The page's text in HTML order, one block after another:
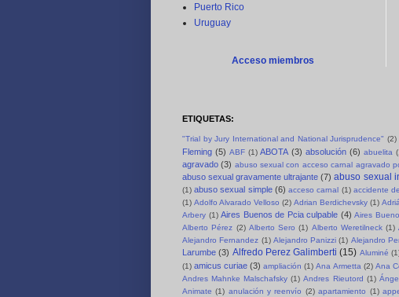
Puerto Rico
Uruguay
Acceso miembros
ETIQUETAS:
"Trial by Jury International and National Jurisprudence" (2)
Fleming (5) ABF (1) ABOTA (3) absolución (6) abuelita
agravado (3) abuso sexual con acceso carnal agravado
abuso sexual gravamente ultrajante (7) abuso sexual
(1) abuso sexual simple (6) acceso carnal (1) accidente
(1) Adolfo Alvarado Velloso (2) Adrian Berdichevsky (1)
Arbery (1) Aires Buenos de Pcia culpable (4) Aires
Alberto Pérez (2) Alberto Sero (1) Alberto Weretilneck (1)
Alejandro Fernandez (1) Alejandro Panizzi (1) Alejandro
Larumbe (3) Alfredo Perez Galimberti (15) Aluminé
(1) amicus curiae (3) ampliación (1) Ana Armetta (2) Ana
Andres Mahnke Malschafsky (1) Andres Rieutord (1)
Animate (1) anulación y reenvío (2) apartamiento (1)